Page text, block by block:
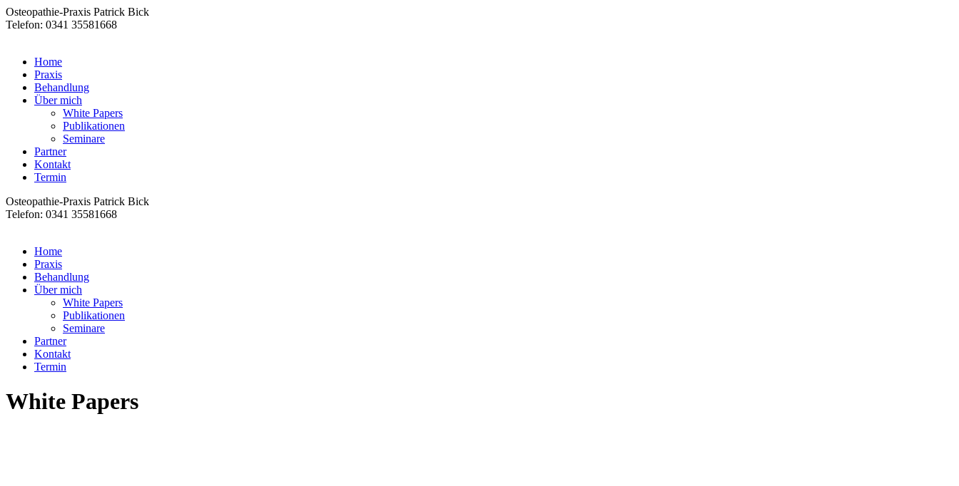
Osteopathie-Praxis Patrick Bick
Telefon: 0341 35581668
Home
Praxis
Behandlung
Über mich
White Papers
Publikationen
Seminare
Partner
Kontakt
Termin
Osteopathie-Praxis Patrick Bick
Telefon: 0341 35581668
Home
Praxis
Behandlung
Über mich
White Papers
Publikationen
Seminare
Partner
Kontakt
Termin
White Papers